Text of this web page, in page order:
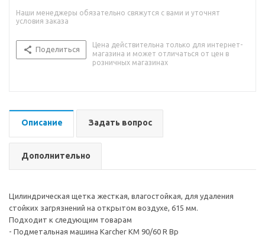
Наши менеджеры обязательно свяжутся с вами и уточнят
условия заказа
Поделиться
Цена действительна только для интернет-
магазина и может отличаться от цен в
розничных магазинах
Описание Задать вопрос
Дополнительно
Цилиндрическая щетка жесткая, влагостойкая, для удаления
стойких загрязнений на открытом воздухе, 615 мм.
Подходит к следующим товарам
- Подметальная машина Karcher KM 90/60 R Bp